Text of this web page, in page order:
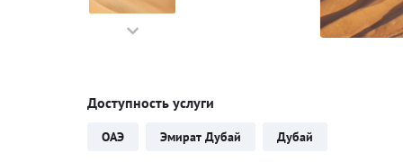
Доступность услуги
ОАЭ Эмират Дубай Дубай